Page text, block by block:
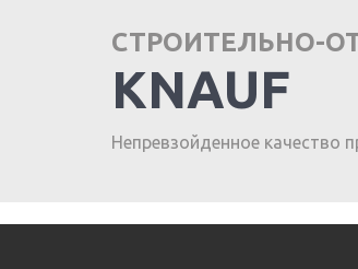
СТРОИТЕЛЬНО-
KNAUF
Непревзойденное качество